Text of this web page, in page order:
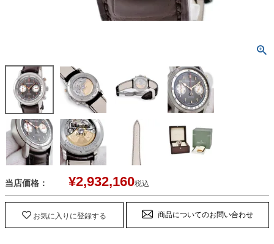
当店価格： ¥2,932,160税込
お気に入りに登録する 商品についてのお問い合わせ